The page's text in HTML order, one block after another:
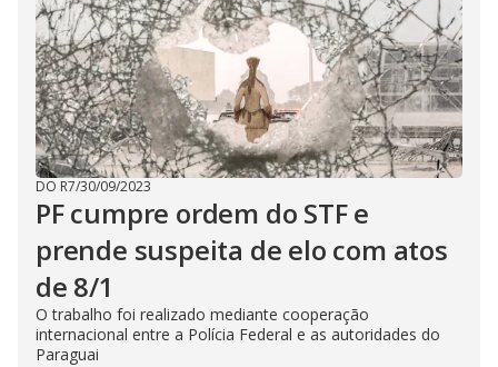
DO R7/30/09/2023
PF cumpre ordem do STF e
prende suspeita de elo com atos
de 8/1
O trabalho foi realizado mediante cooperação
internacional entre a Polícia Federal e as autoridades do
Paraguai